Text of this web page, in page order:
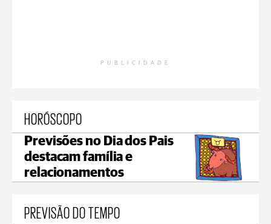
PUBLICIDADE
HORÓSCOPO
Previsões no Dia dos Pais
destacam família e
relacionamentos
PREVISÃO DO TEMPO